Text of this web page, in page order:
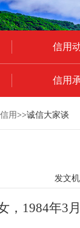
信用
信用
用>>诚信大家谈
发文机
，1984年3